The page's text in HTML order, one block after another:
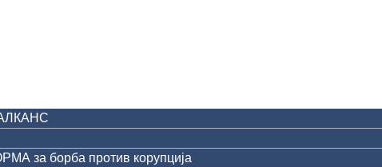
за борба против корупција